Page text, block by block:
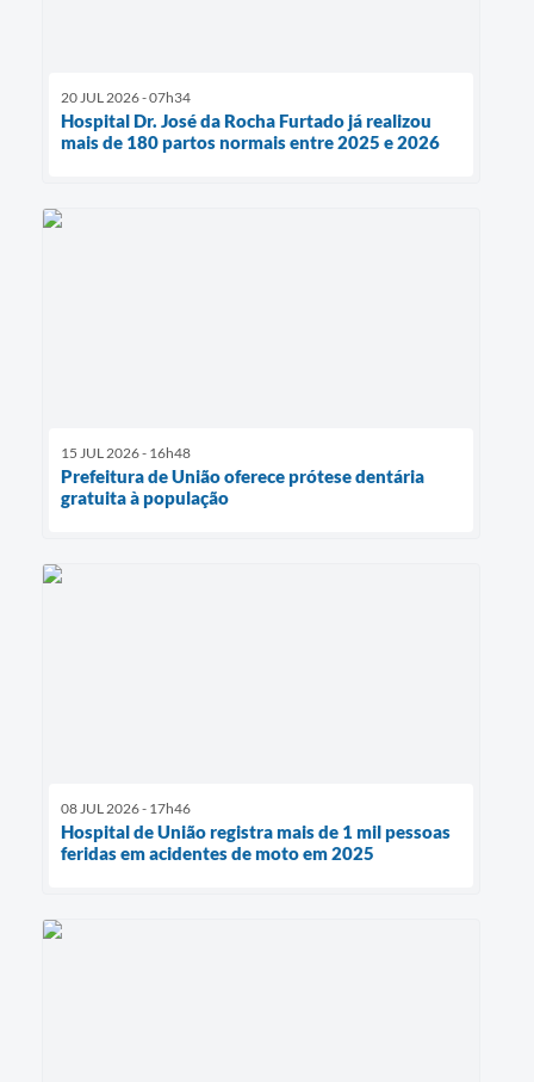
20 JUL 2026 - 07h34
Hospital Dr. José da Rocha Furtado já realizou
mais de 180 partos normais entre 2025 e 2026
15 JUL 2026 - 16h48
Prefeitura de União oferece prótese dentária
gratuita à população
08 JUL 2026 - 17h46
Hospital de União registra mais de 1 mil pessoas
feridas em acidentes de moto em 2025